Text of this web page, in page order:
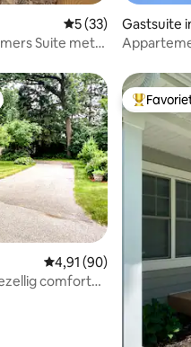
Gemiddelde
5 (33)
met
Gastsuite
106 recensies
Gemiddelde
4,91 (90)
comfort